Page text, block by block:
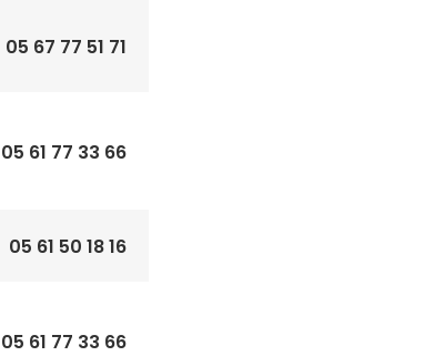
05 67 77 51 71
05 61 77 33 66
05 61 50 18 16
05 61 77 33 66